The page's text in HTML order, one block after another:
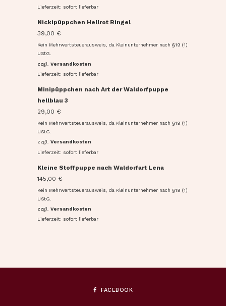
Lieferzeit: sofort lieferbar
Nickipüppchen Hellrot Ringel
39,00 €
Kein Mehrwertsteuerausweis, da Kleinunternehmer nach §19 (1)
UStG.
zzgl. Versandkosten
Lieferzeit: sofort lieferbar
Minipüppchen nach Art der Waldorfpuppe
hellblau 3
29,00 €
Kein Mehrwertsteuerausweis, da Kleinunternehmer nach §19 (1)
UStG.
zzgl. Versandkosten
Lieferzeit: sofort lieferbar
Kleine Stoffpuppe nach Waldorfart Lena
145,00 €
Kein Mehrwertsteuerausweis, da Kleinunternehmer nach §19 (1)
UStG.
zzgl. Versandkosten
Lieferzeit: sofort lieferbar
FACEBOOK